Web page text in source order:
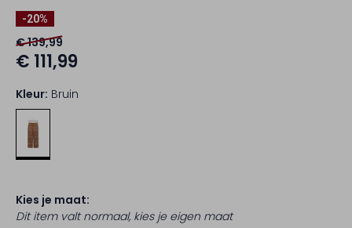
-20%
€ 139,99
€ 111,99
Kleur: Bruin
Kies je maat:
Dit item valt normaal, kies je eigen maat